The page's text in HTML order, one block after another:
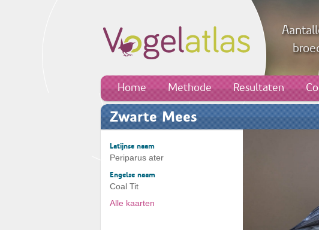
Home Methode Resultaten
Zwarte Mees
Latijnse naam
Periparus ater
Engelse naam
Coal Tit
Alle kaarten